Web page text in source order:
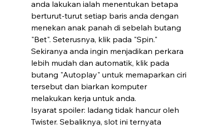
anda lakukan ialah menentukan betapa
berturut-turut setiap baris anda dengan
menekan anak panah di sebelah butang
"Bet". Seterusnya, klik pada "Spin."
Sekiranya anda ingin menjadikan perkara
lebih mudah dan automatik, klik pada
butang "Autoplay" untuk memaparkan ciri
tersebut dan biarkan komputer
melakukan kerja untuk anda.
Isyarat spoiler: ladang tidak hancur oleh
Twister. Sebaliknya, slot ini ternyata